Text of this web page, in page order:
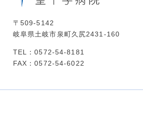
〒509-5142
岐阜県土岐市泉町久尻2431-160
TEL：0572-54-8181
FAX：0572-54-6022